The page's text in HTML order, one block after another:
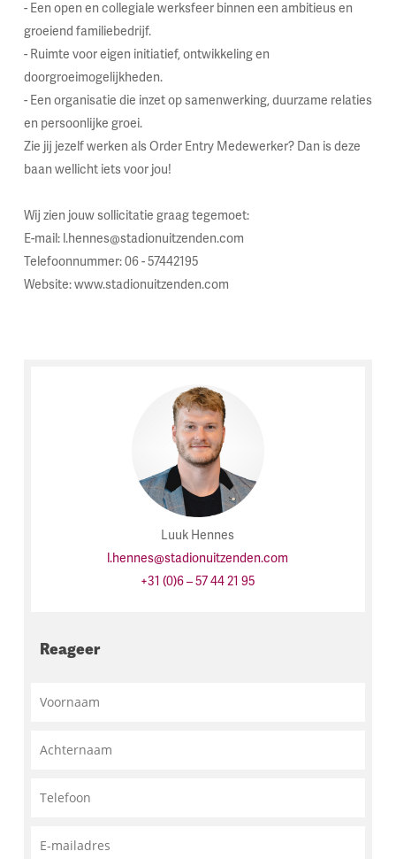
- Een open en collegiale werksfeer binnen een ambitieus en
groeiend familiebedrijf.
- Ruimte voor eigen initiatief, ontwikkeling en
doorgroeimogelijkheden.
- Een organisatie die inzet op samenwerking, duurzame relaties
en persoonlijke groei.
Zie jij jezelf werken als Order Entry Medewerker? Dan is deze
baan wellicht iets voor jou!
Wij zien jouw sollicitatie graag tegemoet:
E-mail: l.hennes@stadionuitzenden.com
Telefoonnummer: 06 - 57442195
Website: www.stadionuitzenden.com
Luuk Hennes
l.hennes@stadionuitzenden.com
+31 (0)6 – 57 44 21 95
Reageer